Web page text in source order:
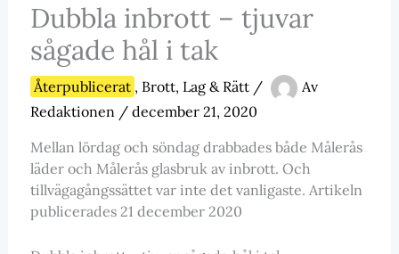
Dubbla inbrott – tjuvar
sågade hål i tak
Återpublicerat , Brott, Lag & Rätt/
Av
Redaktionen / december 21, 2020
Mellan lördag och söndag drabbades både Målerås
läder och Målerås glasbruk av inbrott. Och
tillvägagångssättet var inte det vanligaste. Artikeln
publicerades 21 december 2020